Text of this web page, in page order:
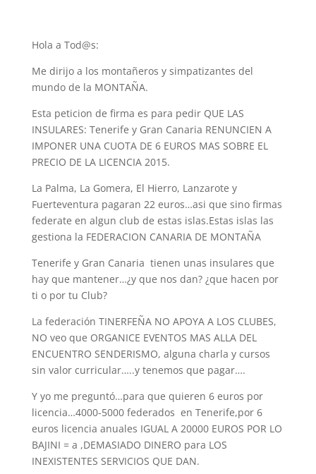
Hola a Tod@s:
Me dirijo a los montañeros y simpatizantes del
mundo de la MONTAÑA.
Esta peticion de firma es para pedir QUE LAS
INSULARES: Tenerife y Gran Canaria RENUNCIEN A
IMPONER UNA CUOTA DE 6 EUROS MAS SOBRE EL
PRECIO DE LA LICENCIA 2015.
La Palma, La Gomera, El Hierro, Lanzarote y
Fuerteventura pagaran 22 euros…asi que sino firmas
federate en algun club de estas islas.Estas islas las
gestiona la FEDERACION CANARIA DE MONTAÑA
Tenerife y Gran Canaria tienen unas insulares que
hay que mantener…¿y que nos dan? ¿que hacen por
ti o por tu Club?
La federación TINERFEÑA NO APOYA A LOS CLUBES,
NO veo que ORGANICE EVENTOS MAS ALLA DEL
ENCUENTRO SENDERISMO, alguna charla y cursos
sin valor curricular…..y tenemos que pagar….
Y yo me preguntó…para que quieren 6 euros por
licencia…4000-5000 federados en Tenerife,por 6
euros licencia anuales IGUAL A 20000 EUROS POR LO
BAJINI = a ,DEMASIADO DINERO para LOS
INEXISTENTES SERVICIOS QUE DAN.